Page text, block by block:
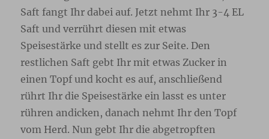
Saft fangt Ihr dabei auf. Jetzt nehmt Ihr 3-4 EL
Saft und verrührt diesen mit etwas
Speisestärke und stellt es zur Seite. Den
restlichen Saft gebt Ihr mit etwas Zucker in
einen Topf und kocht es auf, anschließend
rührt Ihr die Speisestärke ein lasst es unter
rühren andicken, danach nehmt Ihr den Topf
vom Herd. Nun gebt Ihr die abgetropften